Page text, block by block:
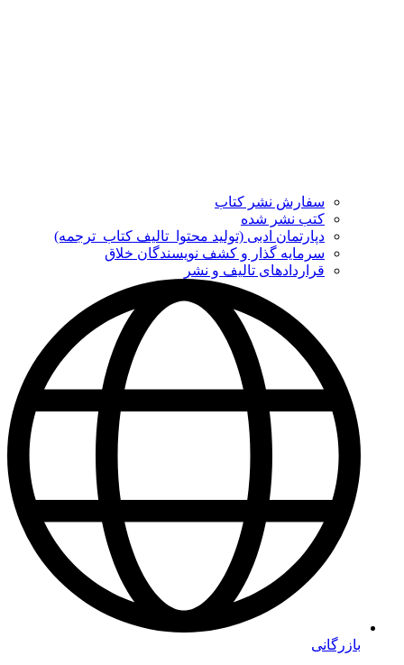
سفارش نشر کتاب
کتب نشر شده
دپارتمان ادبی (تولید محتوا_تالیف کتاب_ترجمه)
سرمایه گذار و کشف نویسندگان خلاق
قراردادهای تالیف و نشر
بازرگانی